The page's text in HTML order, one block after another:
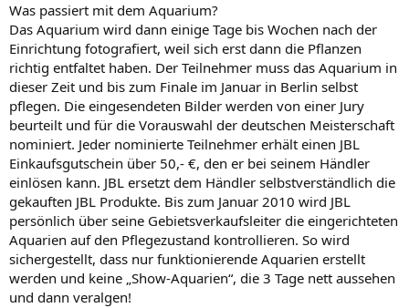
Was passiert mit dem Aquarium?
Das Aquarium wird dann einige Tage bis Wochen nach der
Einrichtung fotografiert, weil sich erst dann die Pflanzen
richtig entfaltet haben. Der Teilnehmer muss das Aquarium in
dieser Zeit und bis zum Finale im Januar in Berlin selbst
pflegen. Die eingesendeten Bilder werden von einer Jury
beurteilt und für die Vorauswahl der deutschen Meisterschaft
nominiert. Jeder nominierte Teilnehmer erhält einen JBL
Einkaufsgutschein über 50,- €, den er bei seinem Händler
einlösen kann. JBL ersetzt dem Händler selbstverständlich die
gekauften JBL Produkte. Bis zum Januar 2010 wird JBL
persönlich über seine Gebietsverkaufsleiter die eingerichteten
Aquarien auf den Pflegezustand kontrollieren. So wird
sichergestellt, dass nur funktionierende Aquarien erstellt
werden und keine „Show-Aquarien“, die 3 Tage nett aussehen
und dann veralgen!